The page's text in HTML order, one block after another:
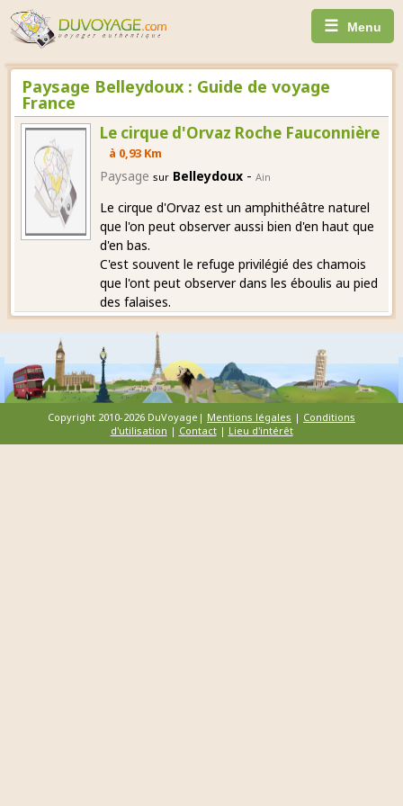
☰ Menu
Paysage Belleydoux : Guide de voyage
France
Le cirque d'Orvaz Roche Fauconnière
à 0,93 Km
Paysage sur Belleydoux - Ain
Le cirque d'Orvaz est un amphithéâtre naturel
que l'on peut observer aussi bien d'en haut que
d'en bas.
C'est souvent le refuge privilégié des chamois
que l'ont peut observer dans les éboulis au pied
des falaises.
Copyright 2010-2026 DuVoyage| Mentions légales | Conditions
d'utilisation | Contact| Lieu d'intérêt